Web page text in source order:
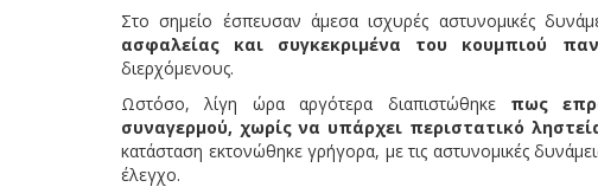
Στο σημείο έσπευσαν άμεσα ισχυρές αστυνομικές
ασφαλείας και συγκεκριμένα του κουμπιού
διερχόμενους.
Ωστόσο, λίγη ώρα αργότερα διαπιστώθηκε πως
συναγερμού, χωρίς να υπάρχει περιστατικό
κατάσταση εκτονώθηκε γρήγορα, με τις αστυνομικές
έλεγχο.